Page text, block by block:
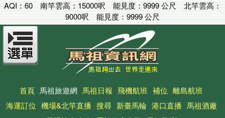
AQI：60 南竿雲高：15000呎能見度：9999 公尺北竿雲高：
9000呎能見度：9999 公尺
首頁 馬祖旅遊網 馬祖日報 飛機航班 補位 離島航班
海運訂位 機場&北竿直播 搜尋 新臺馬輪 港口直播 馬祖酒廠